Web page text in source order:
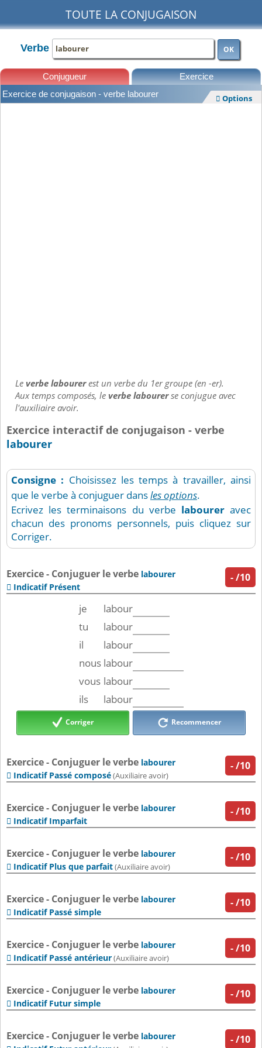
TOUTE LA CONJUGAISON
Verbe OK
Conjugueur Exercice
Exercice de conjugaison - verbe labourer  Options
Leverbe labourerest un verbe du 1er groupe (en -er).
Aux temps composés, leverbe labourerse conjugue avec
l'auxiliaire avoir.
Exercice interactif de conjugaison - verbe
labourer
Consigne : Choisissez les temps à travailler, ainsi
que le verbe à conjuguer dansles options.
Ecrivez les terminaisons du verbe laboureravec
chacun des pronoms personnels, puis cliquez sur
Corriger.
-/10
Exercice - Conjuguer le verbe labourer
 Indicatif Présent
je
labour
tu
labour
il
labour
nous labour
vous labour
ils
labour
Corriger Recommencer
-/10
Exercice - Conjuguer le verbe labourer
 Indicatif Passé composé(Auxiliaire avoir)
-/10
Exercice - Conjuguer le verbe labourer
 Indicatif Imparfait
-/10
Exercice - Conjuguer le verbe labourer
 Indicatif Plus que parfait(Auxiliaire avoir)
-/10
Exercice - Conjuguer le verbe labourer
 Indicatif Passé simple
-/10
Exercice - Conjuguer le verbe labourer
 Indicatif Passé antérieur(Auxiliaire avoir)
-/10
Exercice - Conjuguer le verbe labourer
 Indicatif Futur simple
-/10
Exercice - Conjuguer le verbe labourer